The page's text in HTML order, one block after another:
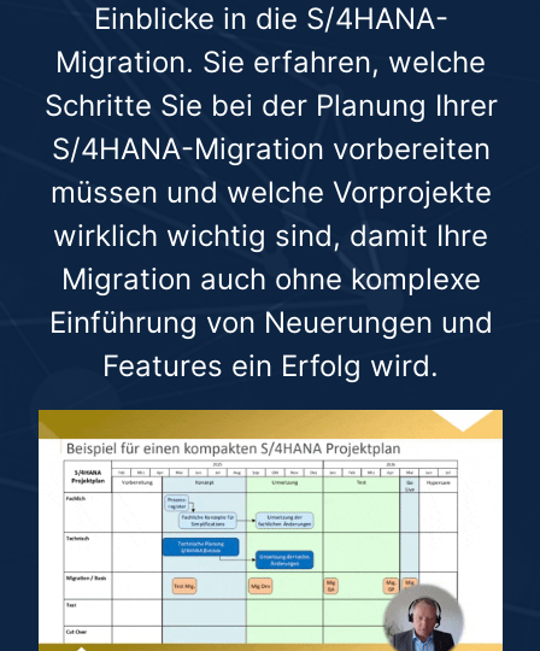
Einblicke in die S/4HANA-
Migration. Sie erfahren, welche
Schritte Sie bei der Planung Ihrer
S/4HANA-Migration vorbereiten
müssen und welche Vorprojekte
wirklich wichtig sind, damit Ihre
Migration auch ohne komplexe
Einführung von Neuerungen und
Features ein Erfolg wird.